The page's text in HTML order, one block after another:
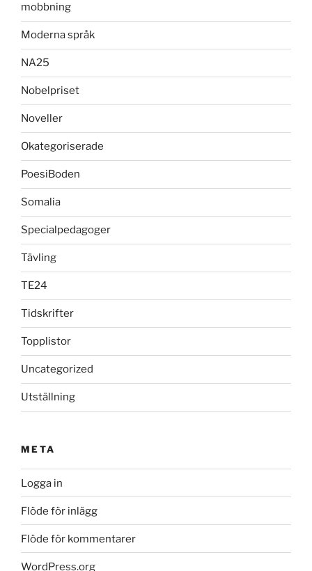
mobbning
Moderna språk
NA25
Nobelpriset
Noveller
Okategoriserade
PoesiBoden
Somalia
Specialpedagoger
Tävling
TE24
Tidskrifter
Topplistor
Uncategorized
Utställning
META
Logga in
Flöde för inlägg
Flöde för kommentarer
WordPress.org